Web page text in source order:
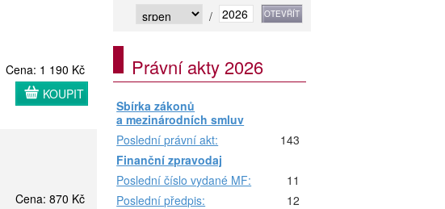
Cena: 1 190 Kč
KOUPIT
Cena: 870 Kč
/
Právní akty 2026
Sbírka zákonů
a mezinárodních smluv
Poslední právní akt:
143
Finanční zpravodaj
Poslední číslo vydané MF:
11
Poslední předpis:
12